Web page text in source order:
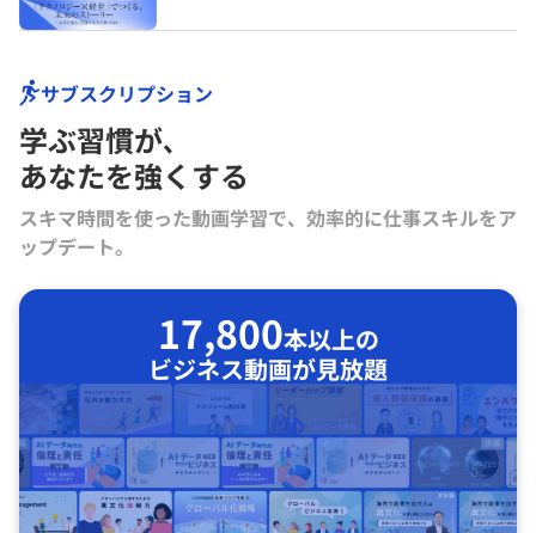
サブスクリプション
学ぶ習慣が､
あなたを強くする
スキマ時間を使った動画学習で、効率的に仕事スキルをア
ップデート。
17,800本以上の
ビジネス動画が見放題